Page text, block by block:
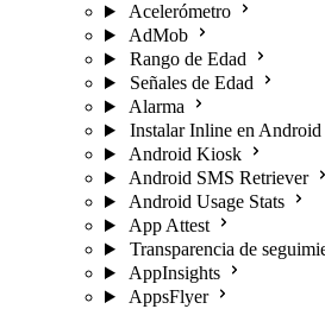
Acelerómetro
AdMob
Rango de Edad
Señales de Edad
Alarma
Instalar Inline en Android
Android Kiosk
Android SMS Retriever
Android Usage Stats
App Attest
Transparencia de
AppInsights
AppsFlyer